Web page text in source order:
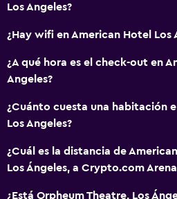
Los Angeles?
¿Hay wifi en American Hotel Los
¿A qué hora es el check-out en
Angeles?
¿Cuánto cuesta una habitación
Los Angeles?
¿Cuál es la distancia de
Los Ángeles, a Crypto.com
¿Está Orpheum Theatre, Los